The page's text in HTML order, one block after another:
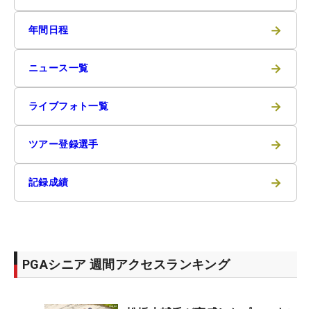
年間日程 →
ニュース一覧 →
ライブフォト一覧 →
ツアー登録選手 →
記録成績 →
PGAシニア 週間アクセスランキング